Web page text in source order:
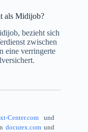
als Midijob?
bezieht sich
zwischen
eine verringerte
Center.com und
docurex.com und